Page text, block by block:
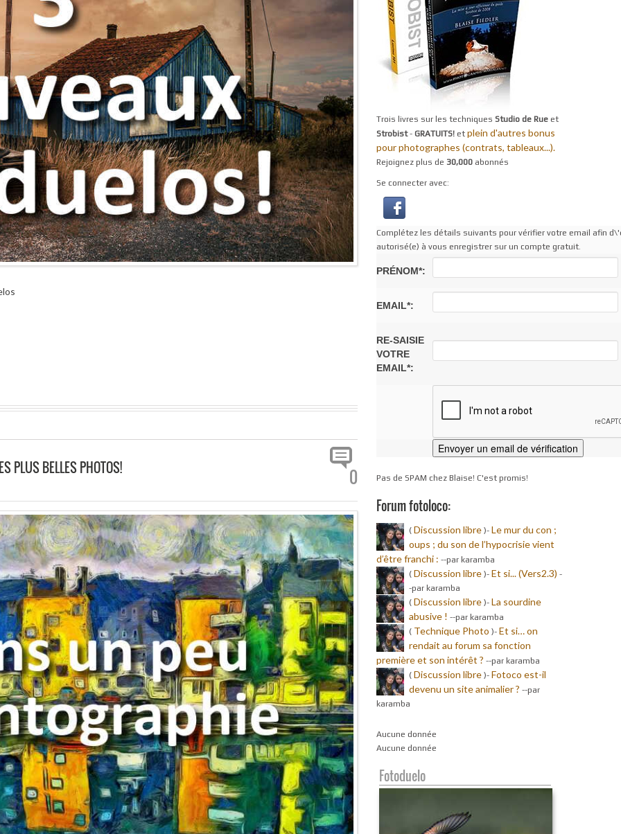
PLUS BELLES PHOTOS! 0
Trois livres sur les techniques Studio de Rueet
Strobist- GRATUITS! et plein d'autres bonus
pour photographes (contrats, tableaux...).
Rejoignez plus de 30,000abonnés
Se connecter avec:
Complétez les détails suivants pour vérifier votre email afin
autorisé(e) à vous enregistrer sur un compte gratuit.
PRÉNOM*:
EMAIL*:
RE-SAISIE
VOTRE
EMAIL*:
Pas de SPAM chez Blaise! C'est promis!
Forum fotoloco:
( Discussion libre)- Le mur du con ;
oups ; du son de l’hypocrisie vient
d’être franchi : --par karamba
( Discussion libre)- Et si... (Vers2.3) -
-par karamba
( Discussion libre)- La sourdine
abusive ! --par karamba
( Technique Photo )- Et si… on
rendait au forum sa fonction
première et son intérêt ? --par karamba
( Discussion libre)- Fotoco est-il
devenu un site animalier ? --par
karamba
Aucune donnée
Aucune donnée
Fotoduelo